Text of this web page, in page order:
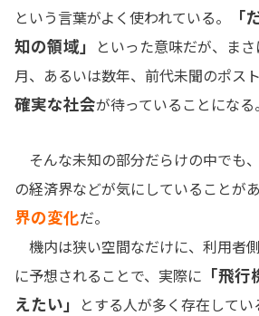
という言葉がよく使われている。
「
知の領域」
といった意味だが、ま
月、あるいは数年、前代未聞のポス
確実な社会が待っていることになる
そんな未知の部分だらけの中でも
の経済界などが気にしていることが
界の変化だ。
機内は狭い空間なだけに、利用者
に予想されることで、実際に
「飛
えたい」
とする人が多く存在して